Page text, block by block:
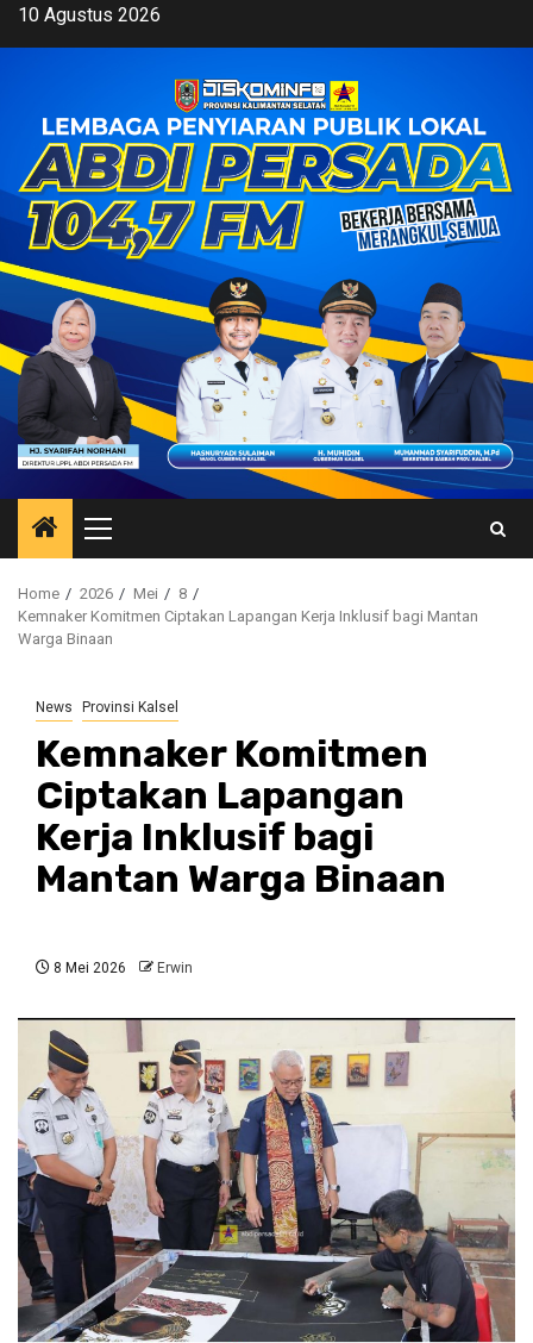
Skip10 Agustus 2026
Primary
Menu
Home 2026 Mei
8
Kemnaker Komitmen Ciptakan Lapangan Kerja Inklusif bagi Mantan
Warga Binaan
News Provinsi Kalsel
Kemnaker Komitmen
Ciptakan Lapangan
Kerja Inklusif bagi
Mantan Warga Binaan
8 Mei 2026 Erwin